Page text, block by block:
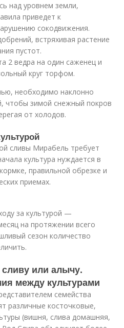
над уровнем земли,
приведет к
сокодвижения.
встряхивая растение
пустот.
2 ведра на один саженец и
круг торфом.
необходимо наклонно
чтобы зимой снежный покров
от холодов.
сливы Мирабель требует
культура нуждается в
правильной обрезке и
приемах.
за культурой —
на протяжении всего
сезон количество
или алычу.
между культурами
семейства
различные косточковые,
(вишня, слива домашняя,